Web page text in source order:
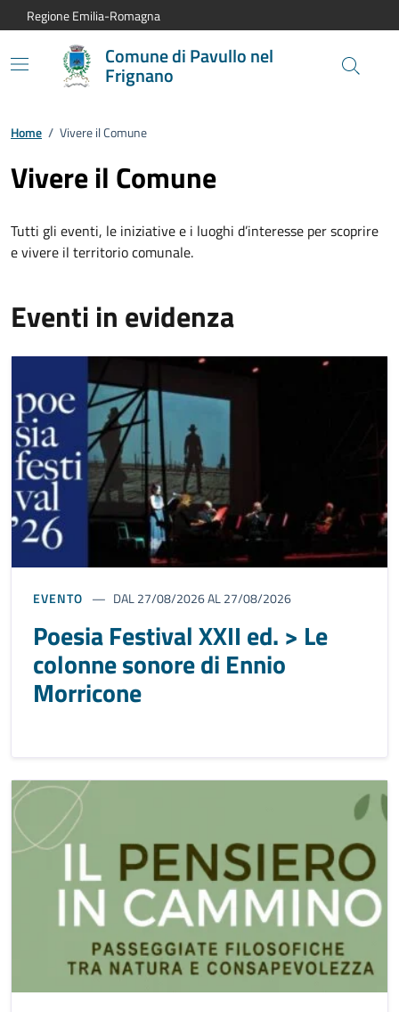
Vai al contenuto principale
Vai alla navigazione del sito
Vai al piede di pagina
Regione Emilia-Romagna
Comune di Pavullo nel
Frignano
Home / Vivere il Comune
Vivere il Comune
Tutti gli eventi, le iniziative e i luoghi d’interesse per scoprire
e vivere il territorio comunale.
Eventi in evidenza
EVENTO DAL 27/08/2026 AL 27/08/2026
Poesia Festival XXII ed. > Le
colonne sonore di Ennio
Morricone